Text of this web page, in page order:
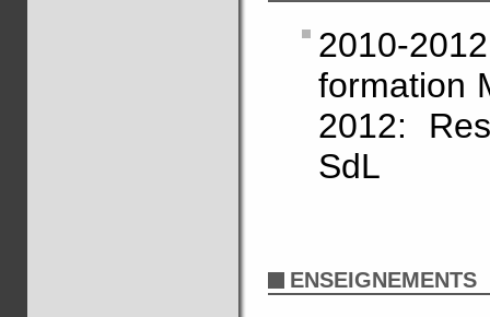
2010-
formation
2012:
SdL
ENSEIGNEMENTS